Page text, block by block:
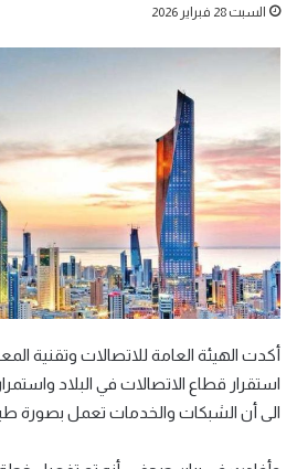
السبت 28 فبراير 2026
أكدت الهيئة العامة للاتصالات وتقنية
استقرار قطاع الاتصالات في البلاد
الى أن الشبكات والخدمات تعمل بصورة